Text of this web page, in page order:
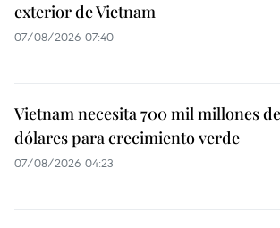
exterior de Vietnam
07/08/2026 07:40
Vietnam necesita 700 mil millones de
dólares para crecimiento verde
07/08/2026 04:23